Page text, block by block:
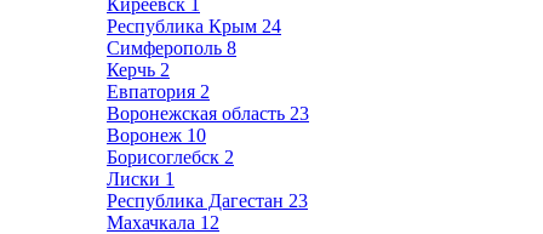
Киреевск 1
Республика Крым 24
Симферополь 8
Керчь 2
Евпатория 2
Воронежская область 23
Воронеж 10
Борисоглебск 2
Лиски 1
Республика Дагестан 23
Махачкала 12